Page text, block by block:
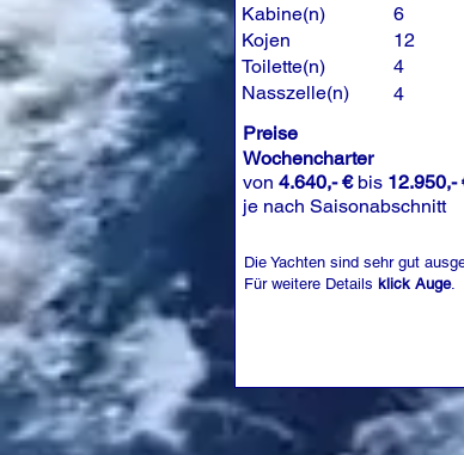
Kabine(n)
Kojen
Toilette(n)
Nasszelle(n)
6
12
4
4
Preise
Wochencharter
von 4.640,- €bis 12.950,-
je nach Saisonabschnitt
Die Yachten sind sehr gut
Für weitere Details klick Auge.